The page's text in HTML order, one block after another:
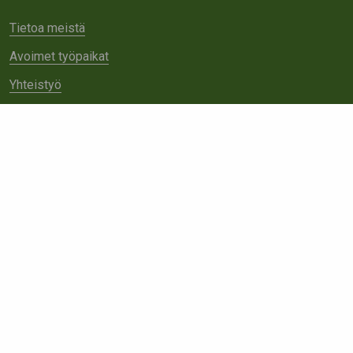
Tietoa meistä
Avoimet työpaikat
Yhteistyö